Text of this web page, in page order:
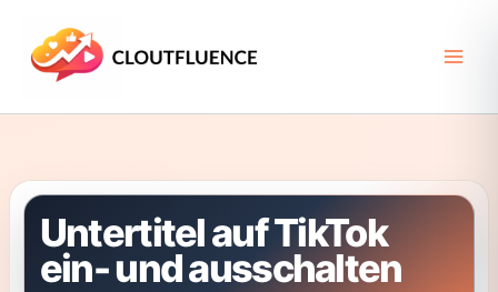
springen
Untertitel auf TikTok
ein- und ausschalten